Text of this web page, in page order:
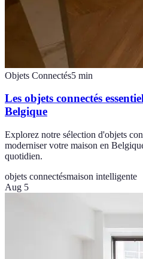
Objets Connectés5 min
Les objets connectés
Belgique
Explorez notre sélection d'objets
moderniser votre maison en
quotidien.
objets connectésmaison intelligente
Aug 5